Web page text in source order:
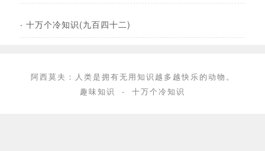
· 十万个冷知识(九百四十二)
阿西莫夫：人类是拥有无用知识越多越快乐的动物。
趣味知识
- 十万个冷知识